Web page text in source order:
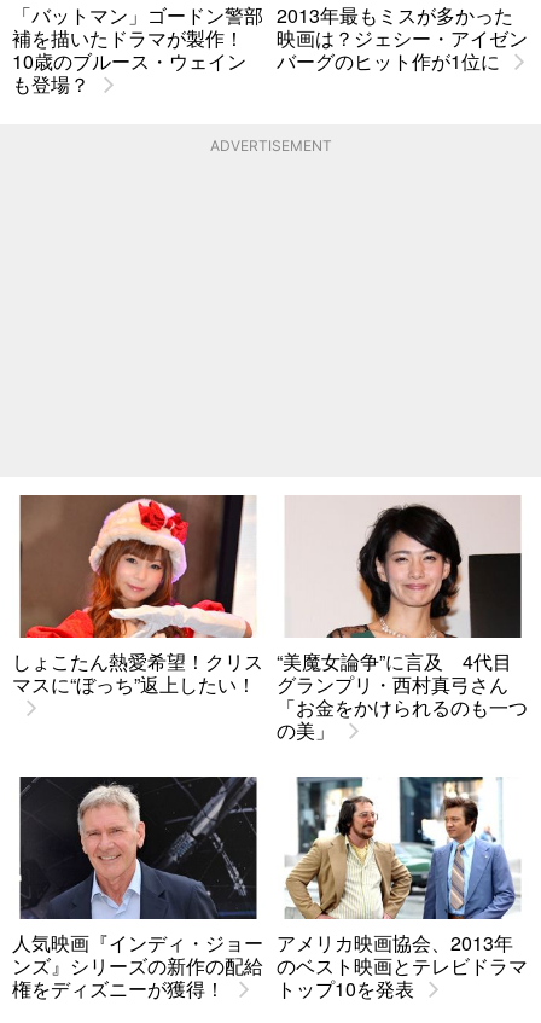
「バットマン」ゴードン警部
補を描いたドラマが製作！
10歳のブルース・ウェイン
も登場？
2013年最もミスが多かった
映画は？ジェシー・アイゼン
バーグのヒット作が1位に
ADVERTISEMENT
しょこたん熱愛希望！クリス
マスに“ぼっち”返上したい！
“美魔女論争”に言及 4代目
グランプリ・西村真弓さん
「お金をかけられるのも一つ
の美」
人気映画『インディ・ジョー
ンズ』シリーズの新作の配給
権をディズニーが獲得！
アメリカ映画協会、2013年
のベスト映画とテレビドラマ
トップ10を発表